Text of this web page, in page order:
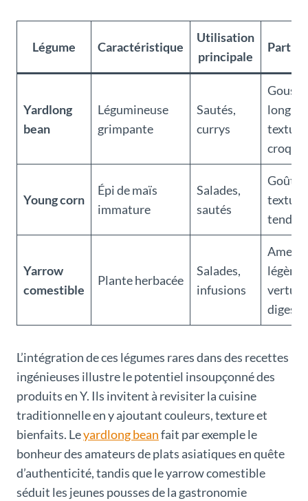
Légume Caractéristique
Utilisation
principale
Yardlong
bean
Légumineuse
grimpante
Sautés,
currys
longue,
texture
Young corn
Épi de maïs
immature
Salades,
sautés
Goût
texture
tendre
Yarrow
comestible
Plante herbacée
Salades,
infusions
légère,
vertus
L’intégration de ces légumes rares dans des recettes
ingénieuses illustre le potentiel insoupçonné des
produits en Y. Ils invitent à revisiter la cuisine
traditionnelle en y ajoutant couleurs, texture et
bienfaits. Leyardlong beanfait par exemple le
bonheur des amateurs de plats asiatiques en quête
d’authenticité, tandis que le yarrow comestible
séduit les jeunes pousses de la gastronomie